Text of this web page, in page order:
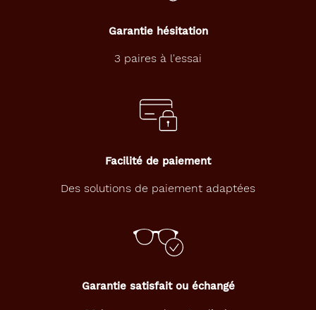
Garantie hésitation
3 paires à l'essai
Facilité de paiement
Des solutions de paiement adaptées
Garantie satisfait ou échangé